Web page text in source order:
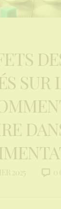
SUR
2025 0